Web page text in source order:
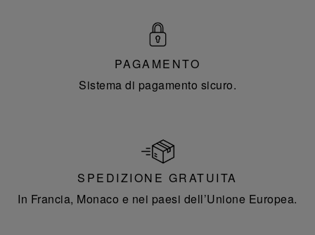
PAGAMENTO
Sistema di pagamento sicuro.
SPEDIZIONE GRATUITA
In Francia, Monaco e nei paesi dell’Unione Europea.